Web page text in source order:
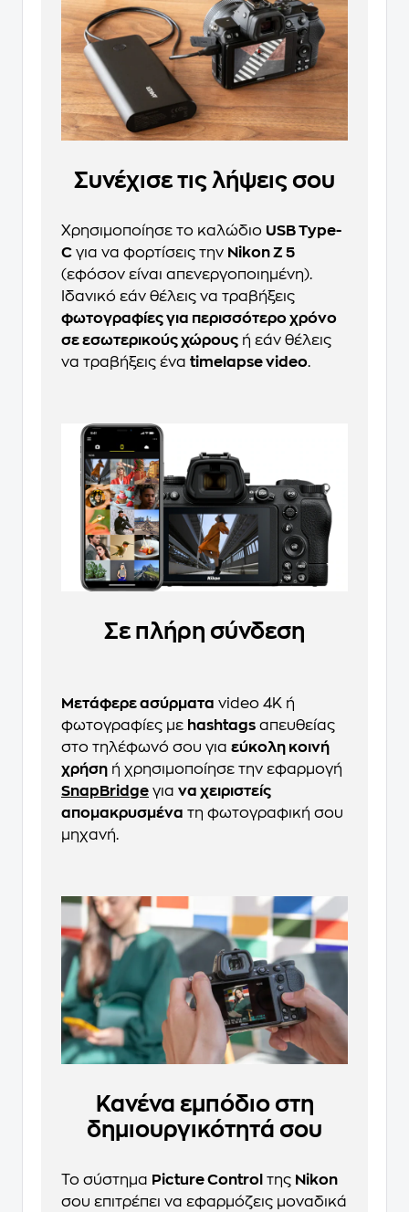
Συνέχισε τις λήψεις σου
Χρησιμοποίησε το καλώδιο USB Type-
C για να φορτίσεις την Nikon Z 5
(εφόσον είναι απενεργοποιημένη).
Ιδανικό εάν θέλεις να τραβήξεις
φωτογραφίες για περισσότερο χρόνο
σε εσωτερικούς χώρους ή εάν θέλεις
να τραβήξεις ένα timelapse video.
Σε πλήρη σύνδεση
Μετάφερε ασύρματα video 4K ή
φωτογραφίες με hashtags απευθείας
στο τηλέφωνό σου για εύκολη κοινή
χρήση ή χρησιμοποίησε την εφαρμογή
SnapBridge για να χειριστείς
απομακρυσμένα τη φωτογραφική σου
μηχανή.
Κανένα εμπόδιο στη
δημιουργικότητά σου
Το σύστημα Picture Control της Nikon
σου επιτρέπει να εφαρμόζεις μοναδικά